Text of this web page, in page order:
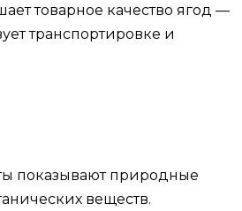
товарное качество ягод —
транспортировке и
показывают природные
веществ.